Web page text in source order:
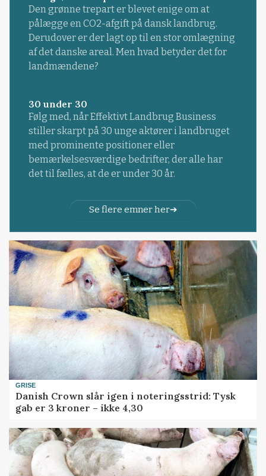
Den grønne trepart er blevet enige om at
pålægge en CO2-afgift på dansk landbrug.
Derudover er der lagt op til en stor omlægning
af det danske areal. Men hvad betyder det for
landmændene?
30 under 30
Følg med, når Effektivt Landbrug Business
stiller skarpt på 30 unge aktører i landbruget
med prominente positioner eller
bemærkelsesværdige bedrifter, der alle har
det til fælles, at de er under 30 år.
Se flere emner her
GRISE
Danish Crown slår igen i noteringsstrid: Tysk
gab er 3 kroner – ikke 4,30